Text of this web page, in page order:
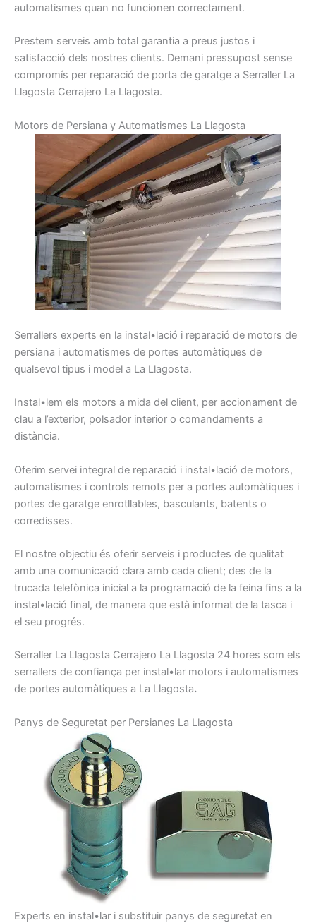
automatismes quan no funcionen correctament.
Prestem serveis amb total garantia a preus justos i
satisfacció dels nostres clients. Demani pressupost sense
compromís per reparació de porta de garatge a Serraller La
Llagosta Cerrajero La Llagosta.
Motors de Persiana y Automatismes La Llagosta
Serrallers experts en la instal•lació i reparació de motors de
persiana i automatismes de portes automàtiques de
qualsevol tipus i model a La Llagosta.
Instal•lem els motors a mida del client, per accionament de
clau a l’exterior, polsador interior o comandaments a
distància.
Oferim servei integral de reparació i instal•lació de motors,
automatismes i controls remots per a portes automàtiques i
portes de garatge enrotllables, basculants, batents o
corredisses.
El nostre objectiu és oferir serveis i productes de qualitat
amb una comunicació clara amb cada client; des de la
trucada telefònica inicial a la programació de la feina fins a la
instal•lació final, de manera que està informat de la tasca i
el seu progrés.
Serraller La Llagosta Cerrajero La Llagosta 24 hores som els
serrallers de confiança per instal•lar motors i automatismes
de portes automàtiques a La Llagosta.
Panys de Seguretat per Persianes La Llagosta
Experts en instal•lar i substituir panys de seguretat en